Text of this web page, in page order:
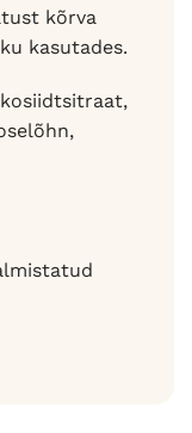
kõrva
kasutades.